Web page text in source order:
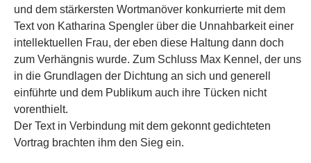
und dem stärkersten Wortmanöver konkurrierte mit dem
Text von Katharina Spengler über die Unnahbarkeit einer
intellektuellen Frau, der eben diese Haltung dann doch
zum Verhängnis wurde. Zum Schluss Max Kennel, der uns
in die Grundlagen der Dichtung an sich und generell
einführte und dem Publikum auch ihre Tücken nicht
vorenthielt.
Der Text in Verbindung mit dem gekonnt gedichteten
Vortrag brachten ihm den Sieg ein.